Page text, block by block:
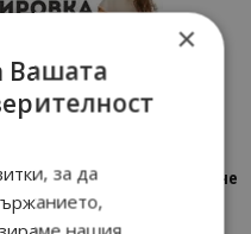
от…”: Петрич – Изживяване
×
Вашата
за да